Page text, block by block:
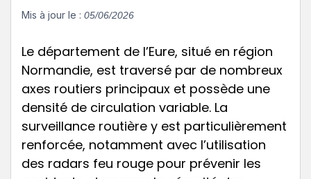
Mis à jour le : 05/06/2026
Le département de l’Eure, situé en région
Normandie, est traversé par de nombreux
axes routiers principaux et possède une
densité de circulation variable. La
surveillance routière y est particulièrement
renforcée, notamment avec l’utilisation
des radars feu rouge pour prévenir les